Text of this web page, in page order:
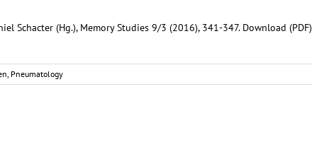
Schacter (Hg.), Memory Studies 9/3 (2016), 341-347. Download (PDF)
, Pneumatology